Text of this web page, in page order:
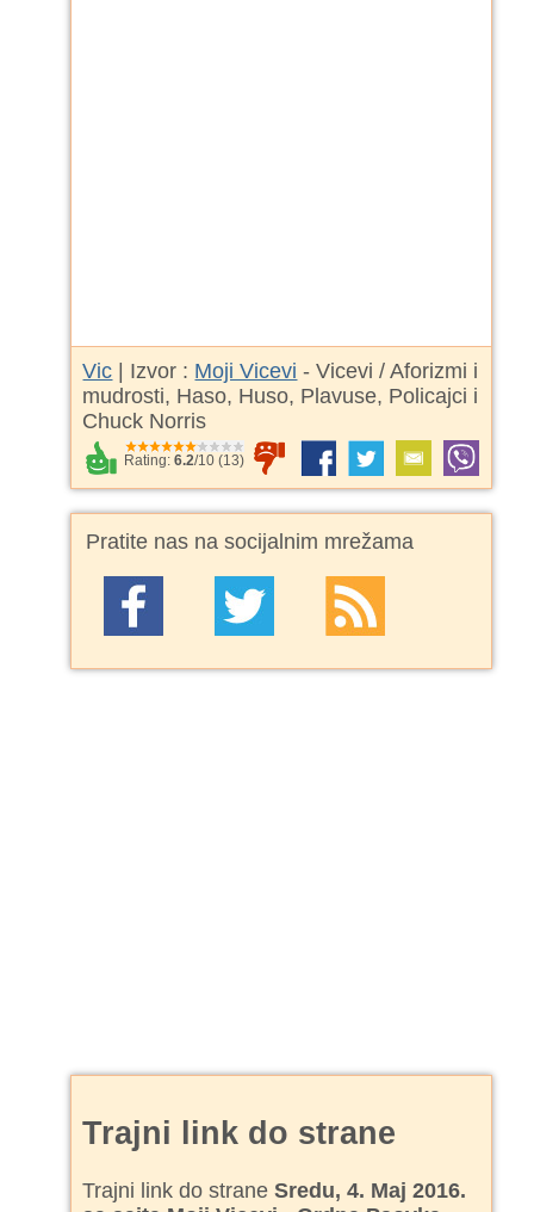
Vic | Izvor : Moji Vicevi - Vicevi / Aforizmi i
mudrosti, Haso, Huso, Plavuse, Policajci i
Chuck Norris
Rating:6.2/10 (13)
Pratite nas na socijalnim mrežama
Trajni link do strane
Trajni link do straneSredu, 4. Maj 2016.